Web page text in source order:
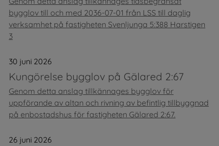
bygglov till och med 2036-07-01 från LSS till daglig
verksamhet på fastigheten Svenljunga 5:388 Harstigen
3
30 juni 2026
Kungörelse bygglov på Gälared 2:67
Genom detta anslag tillkännages bygglov för
uppförande av altan och rivning av befintlig tillbyggnad
på enbostadshus för fastigheten Gälared 2:67.
26 juni 2026